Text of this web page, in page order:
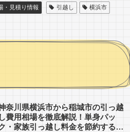
・見積り情報 引越し
横浜市
奈川県横浜市から稲城市の引っ越
し費用相場を徹底解説！単身パッ
・家族引っ越し料金を節約する裏